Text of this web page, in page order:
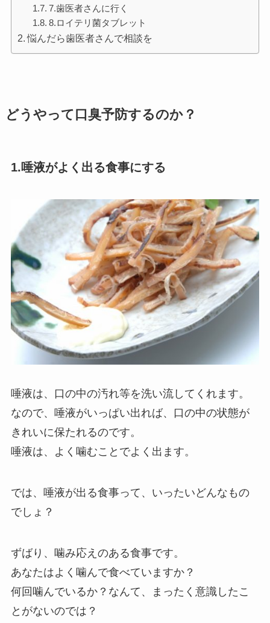
7.歯医者さんに行く
8.ロイテリ菌タブレット
悩んだら歯医者さんで相談を
どうやって口臭予防するのか？
1.唾液がよく出る食事にする
唾液は、口の中の汚れ等を洗い流してくれます。
なので、唾液がいっぱい出れば、口の中の状態が
きれいに保たれるのです。
唾液は、よく噛むことでよく出ます。
では、唾液が出る食事って、いったいどんなもの
でしょ？
ずばり、噛み応えのある食事です。
あなたはよく噛んで食べていますか？
何回噛んでいるか？なんて、まったく意識したこ
とがないのでは？